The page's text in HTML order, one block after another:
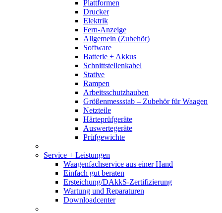
Plattformen
Drucker
Elektrik
Fern-Anzeige
Allgemein (Zubehör)
Software
Batterie + Akkus
Schnittstellenkabel
Stative
Rampen
Arbeitsschutzhauben
Größenmessstab – Zubehör für Waagen
Netzteile
Härteprüfgeräte
Auswertegeräte
Prüfgewichte
Service + Leistungen
Waagenfachservice aus einer Hand
Einfach gut beraten
Ersteichung/DAkkS-Zertifizierung
Wartung und Reparaturen
Downloadcenter